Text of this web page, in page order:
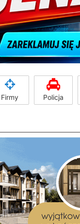
Firmy Policja